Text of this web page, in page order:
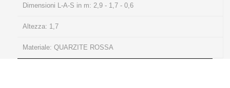
Dimensioni L-A-S in m: 2,9 - 1,7 - 0,6
Altezza: 1,7
Materiale: QUARZITE ROSSA